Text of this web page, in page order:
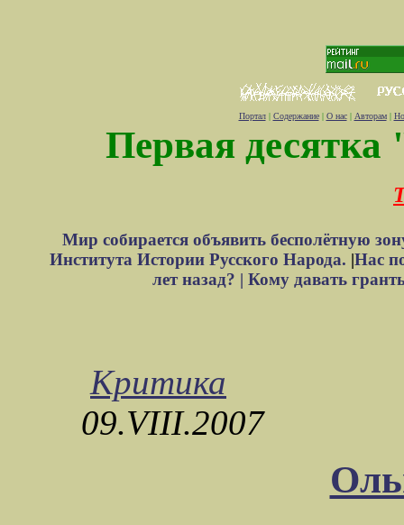
Портал| Содержание| О нас| Авторам|
Первая десятка
Мир собирается объявить бесполётную
Института Истории Русского Народа. |Нас
лет назад? | Кому давать
Критика
09.VIII.2007